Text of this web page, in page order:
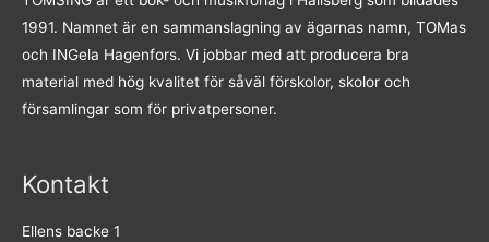
1991. Namnet är en sammanslagning av ägarnas namn, TOMas
och INGela Hagenfors. Vi jobbar med att producera bra
material med hög kvalitet för såväl förskolor, skolor och
församlingar som för privatpersoner.
Kontakt
Ellens backe 1